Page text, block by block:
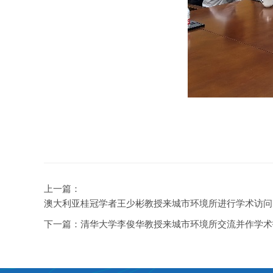
上一篇：
澳大利亚桂冠学者王少彬教授来城市环境所进行学术访问
下一篇： 清华大学李俊华教授来城市环境所交流并作学